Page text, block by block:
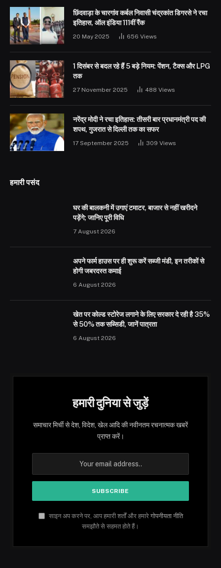
छिंदवाड़ा के चारगांव कर्बल निवासी चंद्रकांत डिगरसे ने रचा
इतिहास, ऑल इंडिया 111वीं रैंक
20 May 2025 656 Views
1 दिसंबर से बदल रहे हैं 5 बड़े नियम: पेंशन, टैक्स और LPG
तक
27 November 2025 488 Views
नरेंद्र मोदी ने रचा इतिहास: तीसरी बार प्रधानमंत्री पद की
शपथ, गुजरात से दिल्ली तक का सफर
17 September 2025 309 Views
हमारी पसंद
घर की बालकनी में उगाएं टमाटर, बाजार से नहीं खरीदने
पड़ेंगे; जानिए पूरी विधि
7 August 2026
अपने फार्म हाउस पर ही शुरू करें सब्जी मंडी, इन तरीकों से
होगी जबरदस्त कमाई
6 August 2026
खेत पर कोल्ड स्टोरेज लगाने के लिए सरकार दे रही है 35%
से 50% तक सब्सिडी, जानें पात्रता
6 August 2026
हमारी दुनिया से जुड़ें
समाचार मिर्ची से देश, विदेश, खेल आदि की नवीनतम रचनात्मक खबरें
प्राप्त करें।
साइन अप करने पर, आप हमारी शर्तों और हमारे गोपनीयता नीति
समझौते से सहमत होते हैं।